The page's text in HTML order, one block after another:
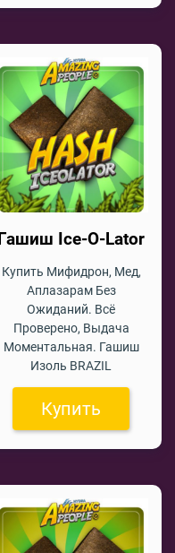
Гашиш Ice-O-Lator
Купить Мифидрон, Мед,
Аплазарам Без
Ожиданий. Всё
Проверено, Выдача
Моментальная. Гашиш
Изоль BRAZIL
Купить